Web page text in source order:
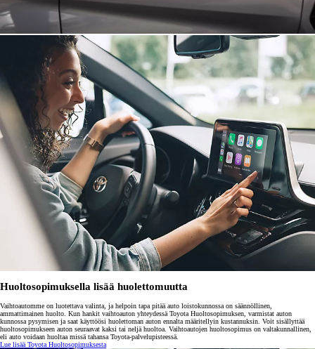
Huoltosopimuksella lisää huolettomuutta
Vaihtoautomme on luotettava valinta, ja helpoin tapa pitää auto loistokunnossa on säännöllinen,
ammattimainen huolto. Kun hankit vaihtoauton yhteydessä Toyota Huoltosopimuksen, varmistat auton
kunnossa pysymisen ja saat käyttöösi huolettoman auton ennalta määritellyin kustannuksin. Voit sisällyttää
huoltosopimukseen auton seuraavat kaksi tai neljä huoltoa. Vaihtoautojen huoltosopimus on valtakunnallinen,
eli auto voidaan huoltaa missä tahansa Toyota-palvelupisteessä.
Lue lisää Toyota Huoltosopimuksesta